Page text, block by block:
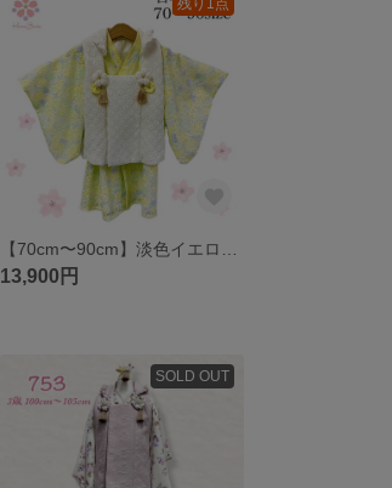
残り1点
13,900円
SOLD OUT